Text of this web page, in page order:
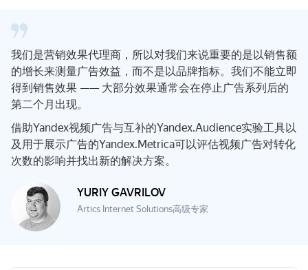
YURIY GAVRILOV
Artics Internet Solutions高级专家
我们是营销效果代理商，所以对我们来说重要的是以销售额
的增长来测量广告效益，而不是以品牌指标。我们不能立即
得到销售效果 —— 大部分效果通常会在停止广告系列后的
第二个月出现。
借助Yandex视频广告与互补的Yandex.Audience实验工具以
及用于展示广告的Yandex.Metrica可以评估视频广告对转化
次数的影响并找出新的解决方案。